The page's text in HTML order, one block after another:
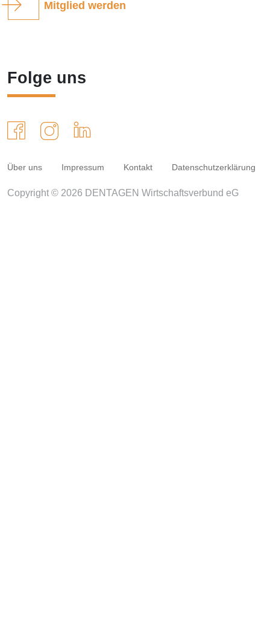
Mitglied werden
Folge uns
Über uns Impressum Kontakt Datenschutzerklärung
Copyright © 2026 DENTAGEN Wirtschaftsverbund eG